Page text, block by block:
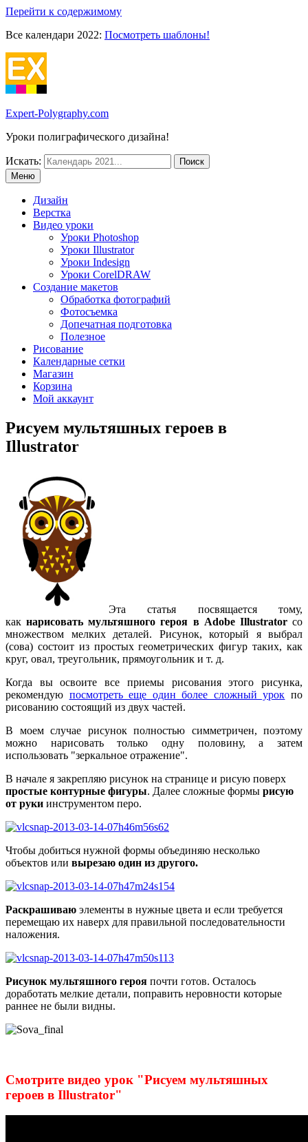
Перейти к содержимому
Все календари 2022: Посмотреть шаблоны!
Expert-Polygraphy.com
Уроки полиграфического дизайна!
Искать:
Меню
Дизайн
Верстка
Видео уроки
Уроки Photoshop
Уроки Illustrator
Уроки Indesign
Уроки CorelDRAW
Создание макетов
Обработка фотографий
Фотосъемка
Допечатная подготовка
Полезное
Рисование
Календарные сетки
Магазин
Корзина
Мой аккаунт
Рисуем мультяшных героев в
Illustrator
Эта статья посвящается тому,
какнарисовать мультяшного героя в Adobe Illustratorсо
множеством мелких деталей. Рисунок, который я выбрал
(сова) состоит из простых геометрических фигур таких, как
круг, овал, треугольник, прямоугольник и т. д.
Когда вы освоите все приемы рисования этого рисунка,
рекомендую посмотреть еще один более сложный урок по
рисованию состоящий из двух частей.
В моем случае рисунок полностью симметричен, поэтому
можно нарисовать только одну половину, а затем
использовать "зеркальное отражение".
В начале я закрепляю рисунок на странице и рисую поверх
простые контурные фигуры. Далее сложные формы рисую
от руки инструментом перо.
Чтобы добиться нужной формы объединяю несколько
объектов или вырезаю один из другого.
Раскрашиваю элементы в нужные цвета и если требуется
перемещаю их наверх для правильной последовательности
наложения.
Рисунок мультяшного героя почти готов. Осталось
доработать мелкие детали, поправить неровности которые
раннее не были видны.
Смотрите видео урок "Рисуем мультяшных
героев в Illustrator"